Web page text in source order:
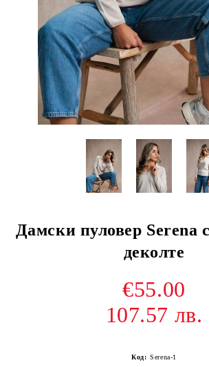
Дамски пуловер Serena
деколте
€55.00
107.57 лв.
Код: Serena-1